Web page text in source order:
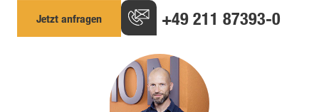
Jetzt anfragen +49 211 87393-0